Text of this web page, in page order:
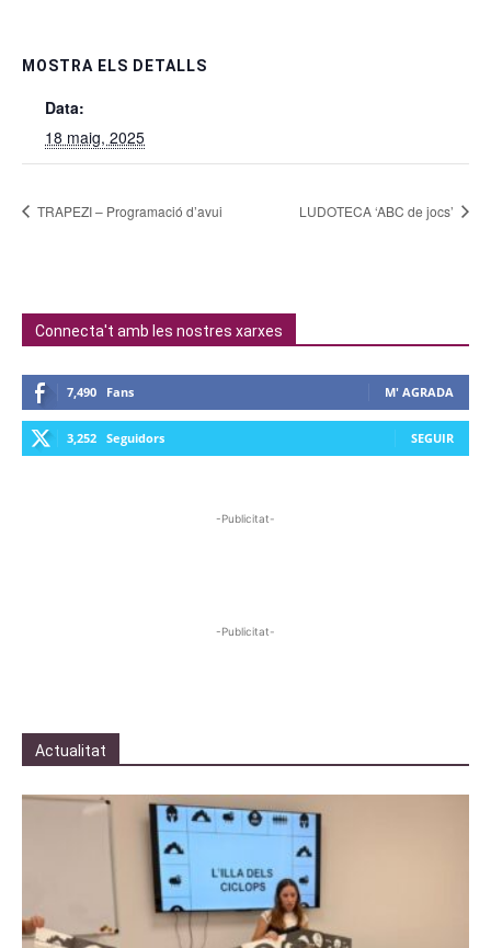
MOSTRA ELS DETALLS
Data:
18 maig, 2025
TRAPEZI – Programació d’avui LUDOTECA ‘ABC de jocs’
Connecta't amb les nostres xarxes
7,490 Fans M' AGRADA
3,252 Seguidors SEGUIR
-Publicitat-
-Publicitat-
Actualitat